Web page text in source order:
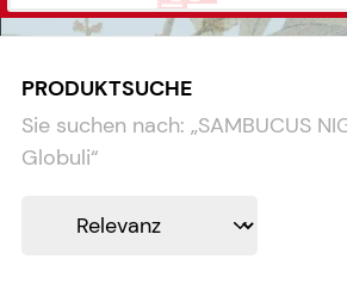
PRODUKTSUCHE
Sie suchen nach: „SAMBUCUS
Globuli“